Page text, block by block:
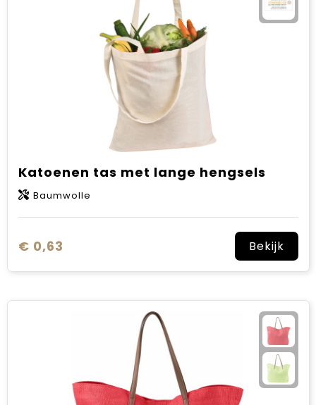
Verjaardagen
Voetbal, EK en WK
Zomergeschenken
Zomerpakketten
Katoenen tas met lange hengsels
Baumwolle
€ 0,63 Bekijk